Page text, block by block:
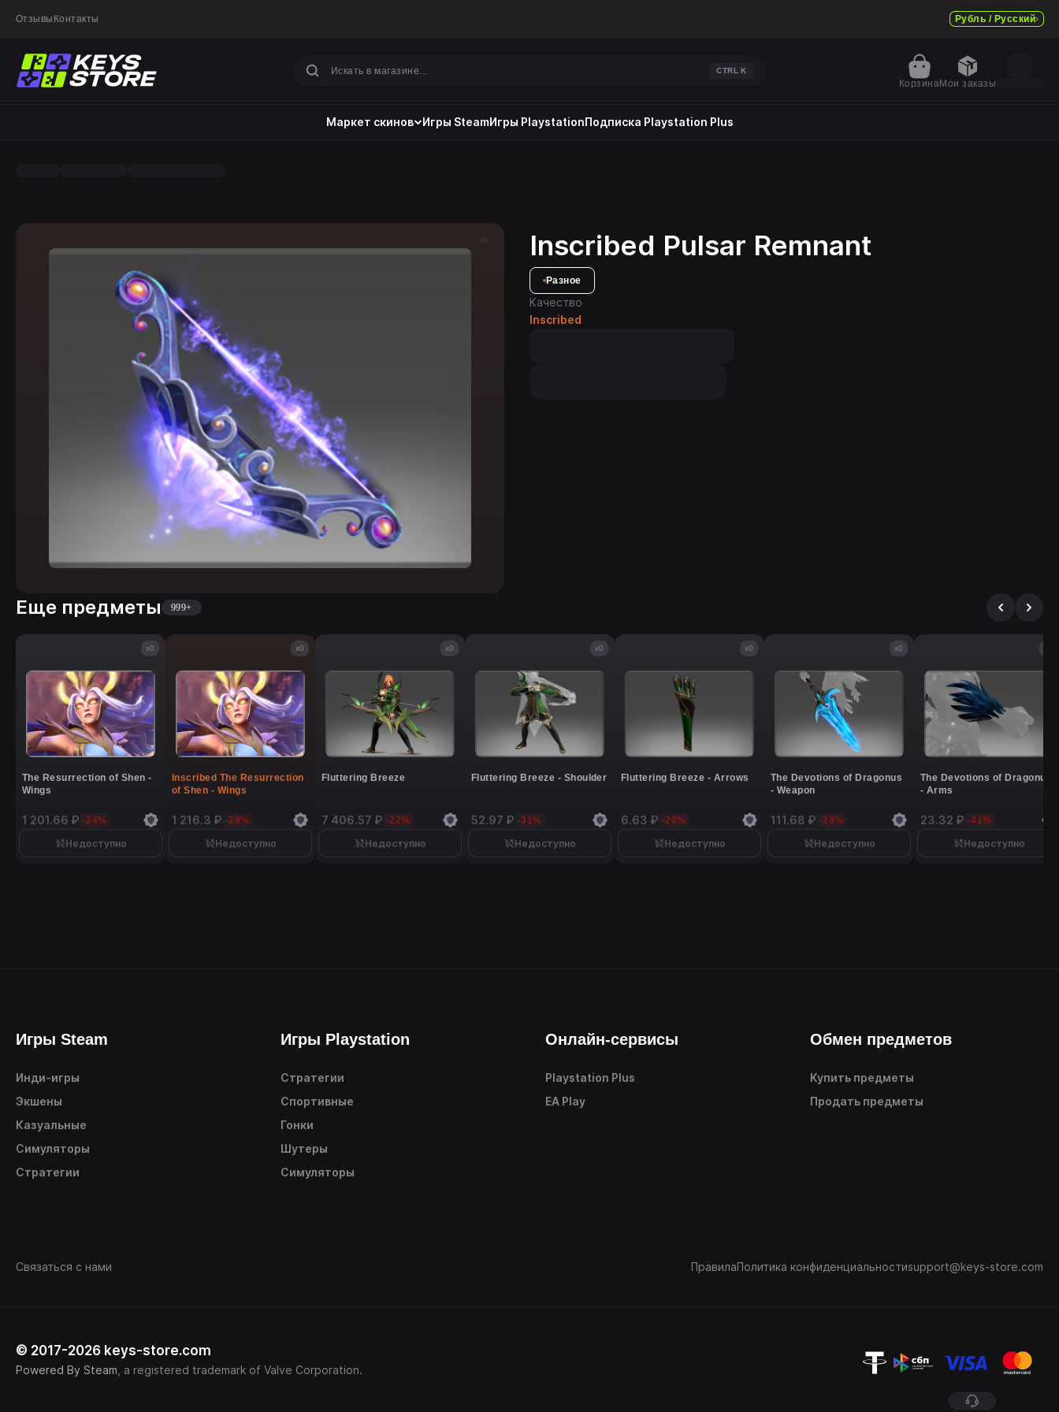
Отзывы Контакты Рубль / Русский
CTRL K
КорзинаМои заказы
Маркет скинов Игры SteamИгры PlaystationПодписка Playstation Plus
x0 Inscribed Pulsar Remnant
Разное
Качество
Inscribed
Еще предметы 999+
x0
The Resurrection of Shen -
Wings
1 201.66 ₽ -24%
Недоступно
x0
Inscribed The Resurrection
of Shen - Wings
1 216.3 ₽ -29%
Недоступно
x0
Fluttering Breeze
7 406.57 ₽ -22%
Недоступно
x0
Fluttering Breeze - Shoulder
52.97 ₽ -31%
Недоступно
x0
Fluttering Breeze - Arrows
6.63 ₽ -20%
Недоступно
x0
The Devotions of Dragonus
- Weapon
111.68 ₽ -28%
Недоступно
The Devotions of Dragonus
- Arms
23.32 ₽ -41%
Недоступно
Игры Steam
Инди-игры
Экшены
Казуальные
Симуляторы
Стратегии
Игры Playstation
Стратегии
Спортивные
Гонки
Шутеры
Симуляторы
Онлайн-сервисы
Playstation Plus
EA Play
Обмен предметов
Купить предметы
Продать предметы
Связаться с нами ПравилаПолитика конфиденциальностиsupport@keys-store.com
© 2017-2026 keys-store.com
Powered By Steam , a registered trademark of Valve Corporation.